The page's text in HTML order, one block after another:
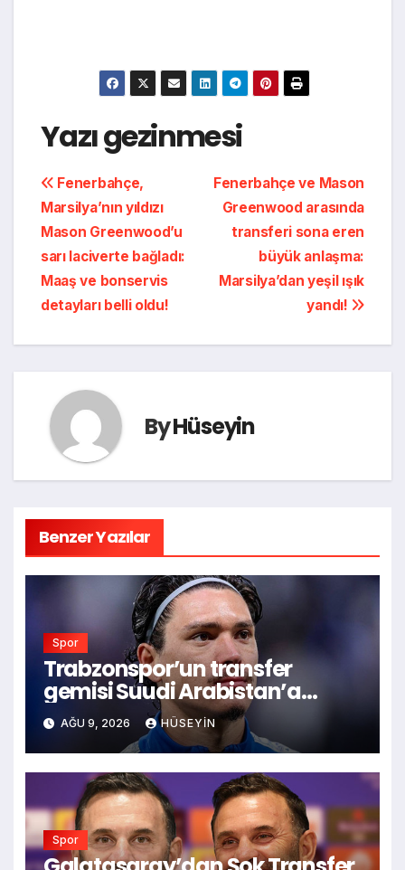
Yazı gezinmesi
Fenerbahçe ve Mason
Greenwood arasında
transferi sona eren
büyük anlaşma:
Marsilya’dan yeşil ışık
yandı!
Fenerbahçe,
Marsilya’nın yıldızı
Mason Greenwood’u
sarı laciverte bağladı:
Maaş ve bonservis
detayları belli oldu!
ByHüseyin
Benzer Yazılar
Spor
Trabzonspor’un transfer
gemisi Suudi Arabistan’a
yelken açıyor: Nunez için 8
milyon Euro teklif hazır mı?
AĞU 9, 2026 HÜSEYIN
Spor